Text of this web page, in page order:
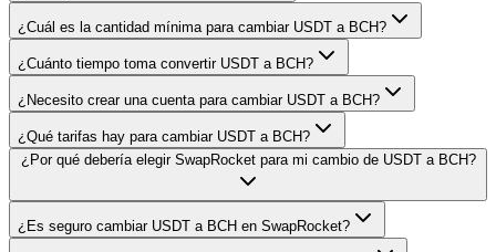
¿Cuál es la cantidad mínima para cambiar USDT a BCH?
¿Cuánto tiempo toma convertir USDT a BCH?
¿Necesito crear una cuenta para cambiar USDT a BCH?
¿Qué tarifas hay para cambiar USDT a BCH?
¿Por qué debería elegir SwapRocket para mi cambio de USDT a BCH?
¿Es seguro cambiar USDT a BCH en SwapRocket?